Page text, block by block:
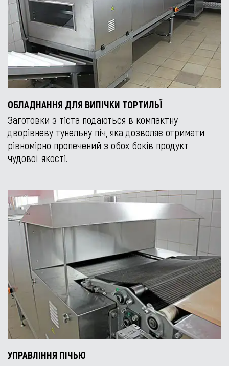
ОБЛАДНАННЯ ДЛЯ ВИПІЧКИ ТОРТИЛЬЇ
Заготовки з тіста подаються в компактну
дворівневу тунельну піч, яка дозволяє отримати
рівномірно пропечений з обох боків продукт
чудової якості.
УПРАВЛІННЯ ПІЧЬЮ